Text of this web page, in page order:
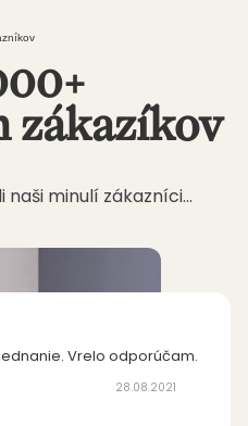
zákazíkov
naši minulí zákazníci…
Vrelo odporúčam.
28.08.2021